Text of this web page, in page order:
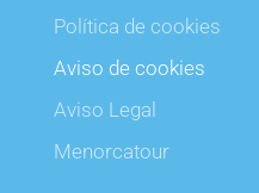
Política de cookies
Aviso de cookies
Aviso Legal
Menorcatour